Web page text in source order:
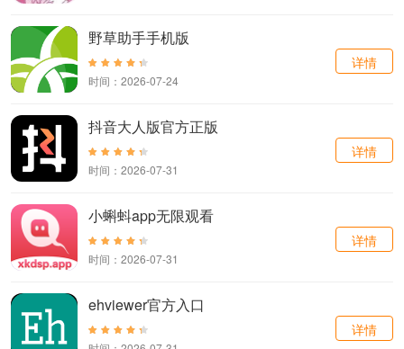
野草助手手机版
时间：2026-07-24
详情
抖音大人版官方正版
时间：2026-07-31
详情
小蝌蚪app无限观看
时间：2026-07-31
详情
ehviewer官方入口
详情